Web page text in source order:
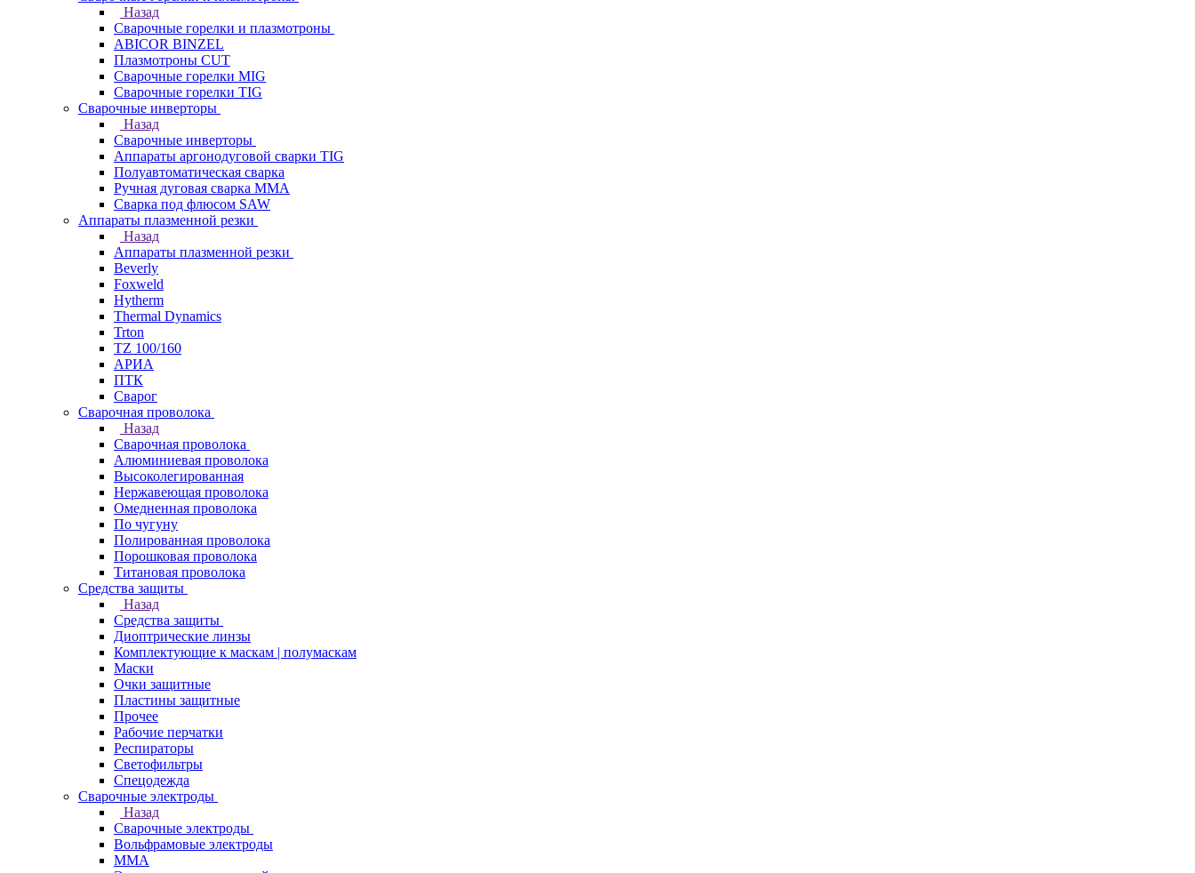
Назад
Сварочные горелки и плазмотроны
ABICOR BINZEL
Плазмотроны CUT
Сварочные горелки MIG
Сварочные горелки TIG
Сварочные инверторы
Назад
Сварочные инверторы
Аппараты аргонодуговой сварки TIG
Полуавтоматическая сварка
Ручная дуговая сварка MMA
Сварка под флюсом SAW
Аппараты плазменной резки
Назад
Аппараты плазменной резки
Beverly
Foxweld
Hytherm
Thermal Dynamics
Trton
TZ 100/160
АРИА
ПТК
Сварог
Сварочная проволока
Назад
Сварочная проволока
Алюминиевая проволока
Высоколегированная
Нержавеющая проволока
Омедненная проволока
По чугуну
Полированная проволока
Порошковая проволока
Титановая проволока
Средства защиты
Назад
Средства защиты
Диоптрические линзы
Комплектующие к маскам | полумаскам
Маски
Очки защитные
Пластины защитные
Прочее
Рабочие перчатки
Респираторы
Светофильтры
Спецодежда
Сварочные электроды
Назад
Сварочные электроды
Вольфрамовые электроды
ММА